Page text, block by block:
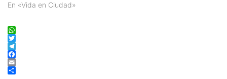
En «Vida en Ciudad»
WhatsApp
Twitter
Telegram
Facebook
Email